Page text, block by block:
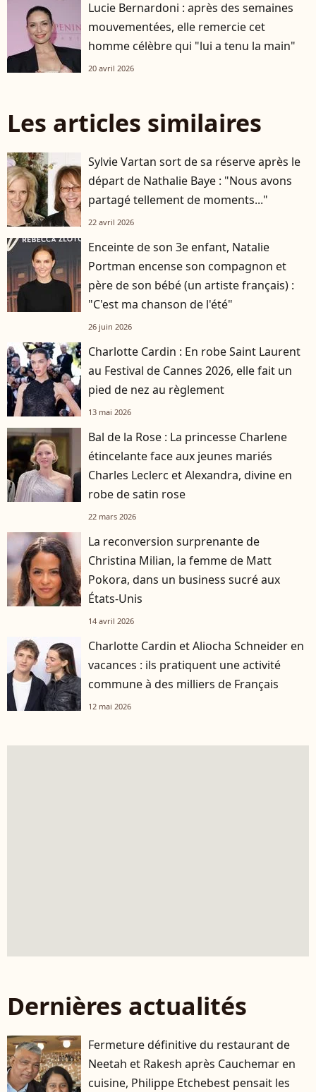
Lucie Bernardoni : après des semaines
mouvementées, elle remercie cet
homme célèbre qui "lui a tenu la main"
20 avril 2026
Les articles similaires
Sylvie Vartan sort de sa réserve après le
départ de Nathalie Baye : "Nous avons
partagé tellement de moments..."
22 avril 2026
Enceinte de son 3e enfant, Natalie
Portman encense son compagnon et
père de son bébé (un artiste français) :
"C'est ma chanson de l'été"
26 juin 2026
Charlotte Cardin : En robe Saint Laurent
au Festival de Cannes 2026, elle fait un
pied de nez au règlement
13 mai 2026
Bal de la Rose : La princesse Charlene
étincelante face aux jeunes mariés
Charles Leclerc et Alexandra, divine en
robe de satin rose
22 mars 2026
La reconversion surprenante de
Christina Milian, la femme de Matt
Pokora, dans un business sucré aux
États-Unis
14 avril 2026
Charlotte Cardin et Aliocha Schneider en
vacances : ils pratiquent une activité
commune à des milliers de Français
12 mai 2026
Dernières actualités
Fermeture définitive du restaurant de
Neetah et Rakesh après Cauchemar en
cuisine, Philippe Etchebest pensait les